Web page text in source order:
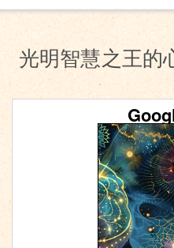
光明智慧之王的